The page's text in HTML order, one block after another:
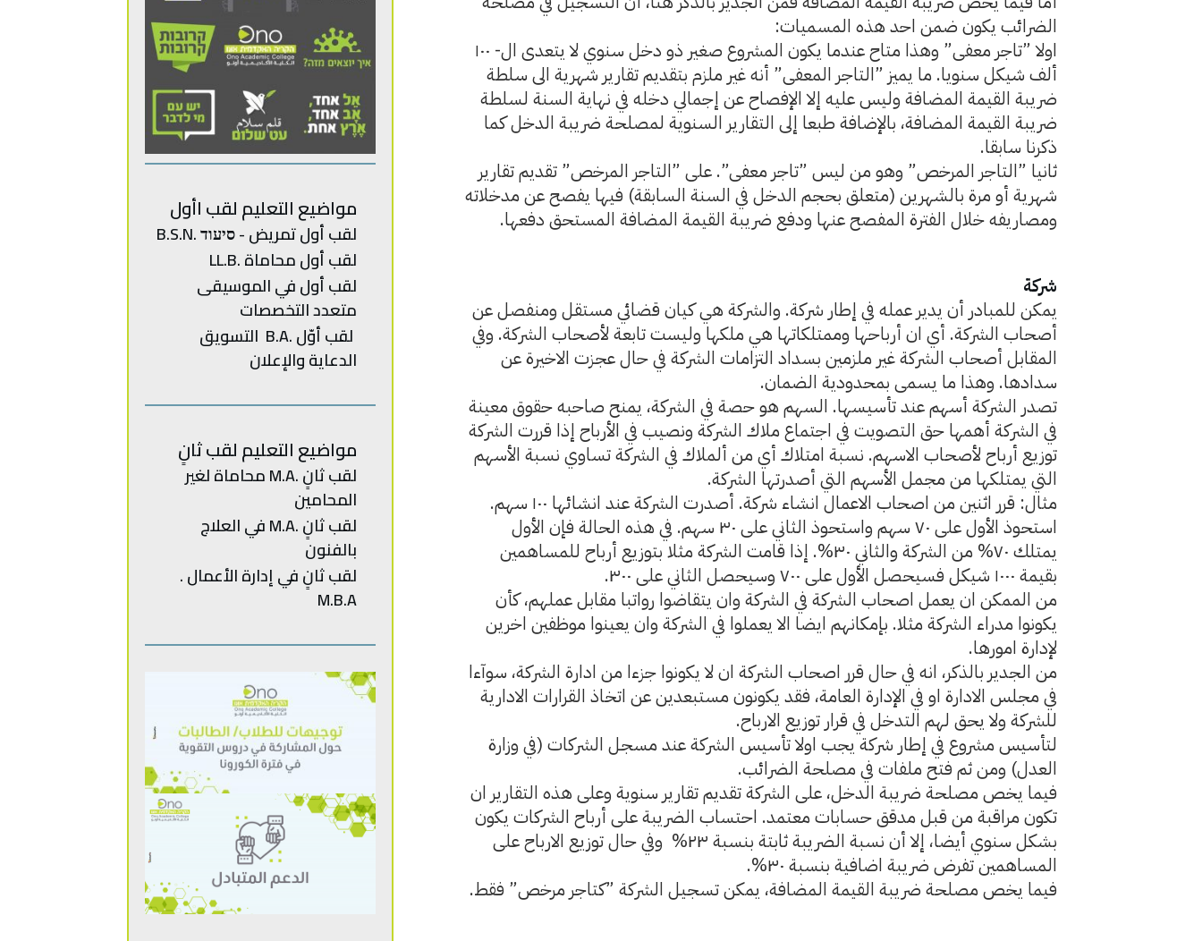
الضرائب يكون ضمن احد هذه المسميات:
اولا ”تاجر معفى” وهذا متاح عندما يكون المشروع صغير ذو دخل سنوي لا يتعدى ال- ١٠٠
ألف شيكل سنويا. ما يميز ”التاجر المعفى” أنه غير ملزم بتقديم تقارير شهرية الى سلطة
ضريبة القيمة المضافة وليس عليه إلا الإفصاح عن إجمالي دخله في نهاية السنة لسلطة
ضريبة القيمة المضافة، بالإضافة طبعا إلى التقارير السنوية لمصلحة ضريبة الدخل كما
ذكرنا سابقا.
ثانيا ”التاجر المرخص” وهو من ليس ”تاجر معفى”. على ”التاجر المرخص” تقديم تقارير
شهرية أو مرة بالشهرين (متعلق بحجم الدخل في السنة السابقة) فيها يفصح عن مدخلاته
ومصاريفه خلال الفترة المفصح عنها ودفع ضريبة القيمة المضافة المستحق دفعها.
شركة
يمكن للمبادر أن يدير عمله في إطار شركة. والشركة هي كيان قضائي مستقل ومنفصل عن
أصحاب الشركة. أي ان أرباحها وممتلكاتها هي ملكها وليست تابعة لأصحاب الشركة. وفي
المقابل أصحاب الشركة غير ملزمين بسداد التزامات الشركة في حال عجزت الاخيرة عن
سدادها. وهذا ما يسمى بمحدودية الضمان.
تصدر الشركة أسهم عند تأسيسها. السهم هو حصة في الشركة، يمنح صاحبه حقوق معينة
في الشركة أهمها حق التصويت في اجتماع ملاك الشركة ونصيب في الأرباح إذا قررت الشركة
توزيع أرباح لأصحاب الاسهم. نسبة امتلاك أي من ألملاك في الشركة تساوي نسبة الأسهم
التي يمتلكها من مجمل الأسهم التي أصدرتها الشركة.
مثال: قرر اثنين من اصحاب الاعمال انشاء شركة. أصدرت الشركة عند انشائها ١٠٠ سهم.
استحوذ الأول على ٧٠ سهم واستحوذ الثاني على ٣٠ سهم. في هذه الحالة فإن الأول
يمتلك ٧٠% من الشركة والثاني ٣٠%. إذا قامت الشركة مثلا بتوزيع أرباح للمساهمين
بقيمة ١٠٠٠ شيكل فسيحصل الأول على ٧٠٠ وسيحصل الثاني على ٣٠٠.
من الممكن ان يعمل اصحاب الشركة في الشركة وان يتقاضوا رواتبا مقابل عملهم، كأن
يكونوا مدراء الشركة مثلا. بإمكانهم ايضا الا يعملوا في الشركة وان يعينوا موظفين اخرين
لإدارة امورها.
من الجدير بالذكر، انه في حال قرر اصحاب الشركة ان لا يكونوا جزءا من ادارة الشركة، سوآءا
في مجلس الادارة او في الإدارة العامة، فقد يكونون مستبعدين عن اتخاذ القرارات الادارية
للشركة ولا يحق لهم التدخل في قرار توزيع الارباح.
لتأسيس مشروع في إطار شركة يجب اولا تأسيس الشركة عند مسجل الشركات (في وزارة
العدل) ومن ثم فتح ملفات في مصلحة الضرائب.
فيما يخص مصلحة ضريبة الدخل، على الشركة تقديم تقارير سنوية وعلى هذه التقارير ان
تكون مراقبة من قبل مدقق حسابات معتمد. احتساب الضريبة على أرباح الشركات يكون
بشكل سنوي أيضا، إلا أن نسبة الضريبة ثابتة بنسبة ٢٣% وفي حال توزيع الارباح على
المساهمين تفرض ضريبة اضافية بنسبة ٣٠%.
فيما يخص مصلحة ضريبة القيمة المضافة، يمكن تسجيل الشركة ”كتاجر مرخص” فقط.
مواضيع التعليم لقب اأول
لقب أول تمريض - סיעוד .B.S.N
لقب أول محاماة .LL.B
‬متعدد‭ ‬التخصصات‭
‬الدعاية‭ ‬والإعلان
مواضيع التعليم لقب ثانٍ
‬المحامين
لقب ثانٍ .M.A في العلاج
بالفنون
M.B.A